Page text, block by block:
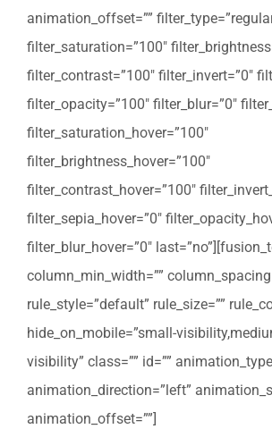
animation_offset=””
filter_saturation=”100″
filter_contrast=”100″ filter_invert=”0″
filter_opacity=”100″ filter_blur=”0″
filter_saturation_hover=”100″
filter_brightness_hover=”100″
filter_contrast_hover=”100″
filter_sepia_hover=”0″
filter_blur_hover=”0″
column_min_width=””
rule_style=”default” rule_size=””
hide_on_mobile=”small-
visibility” class=”” id=””
animation_direction=”left”
animation_offset=””]